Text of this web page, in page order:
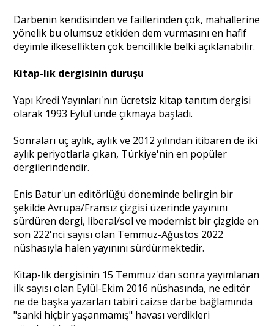
Darbenin kendisinden ve faillerinden çok, mahallerine
yönelik bu olumsuz etkiden dem vurmasını en hafif
deyimle ilkesellikten çok bencillikle belki açıklanabilir.
Kitap-lık dergisinin duruşu
Yapı Kredi Yayınları'nın ücretsiz kitap tanıtım dergisi
olarak 1993 Eylül'ünde çıkmaya başladı.
Sonraları üç aylık, aylık ve 2012 yılından itibaren de iki
aylık periyotlarla çıkan, Türkiye'nin en popüler
dergilerindendir.
Enis Batur'un editörlüğü döneminde belirgin bir
şekilde Avrupa/Fransız çizgisi üzerinde yayınını
sürdüren dergi, liberal/sol ve modernist bir çizgide en
son 222'nci sayısı olan Temmuz-Ağustos 2022
nüshasıyla halen yayınını sürdürmektedir.
Kitap-lık dergisinin 15 Temmuz'dan sonra yayımlanan
ilk sayısı olan Eylül-Ekim 2016 nüshasında, ne editör
ne de başka yazarları tabiri caizse darbe bağlamında
"sanki hiçbir yaşanmamış" havası verdikleri